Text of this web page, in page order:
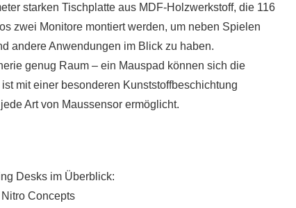
starken Tischplatte aus MDF-Holzwerkstoff, die 116
zwei Monitore montiert werden, um neben Spielen
andere Anwendungen im Blick zu haben.
genug Raum – ein Mauspad können sich die
mit einer besonderen Kunststoffbeschichtung
Art von Maussensor ermöglicht.
Desks im Überblick:
Concepts